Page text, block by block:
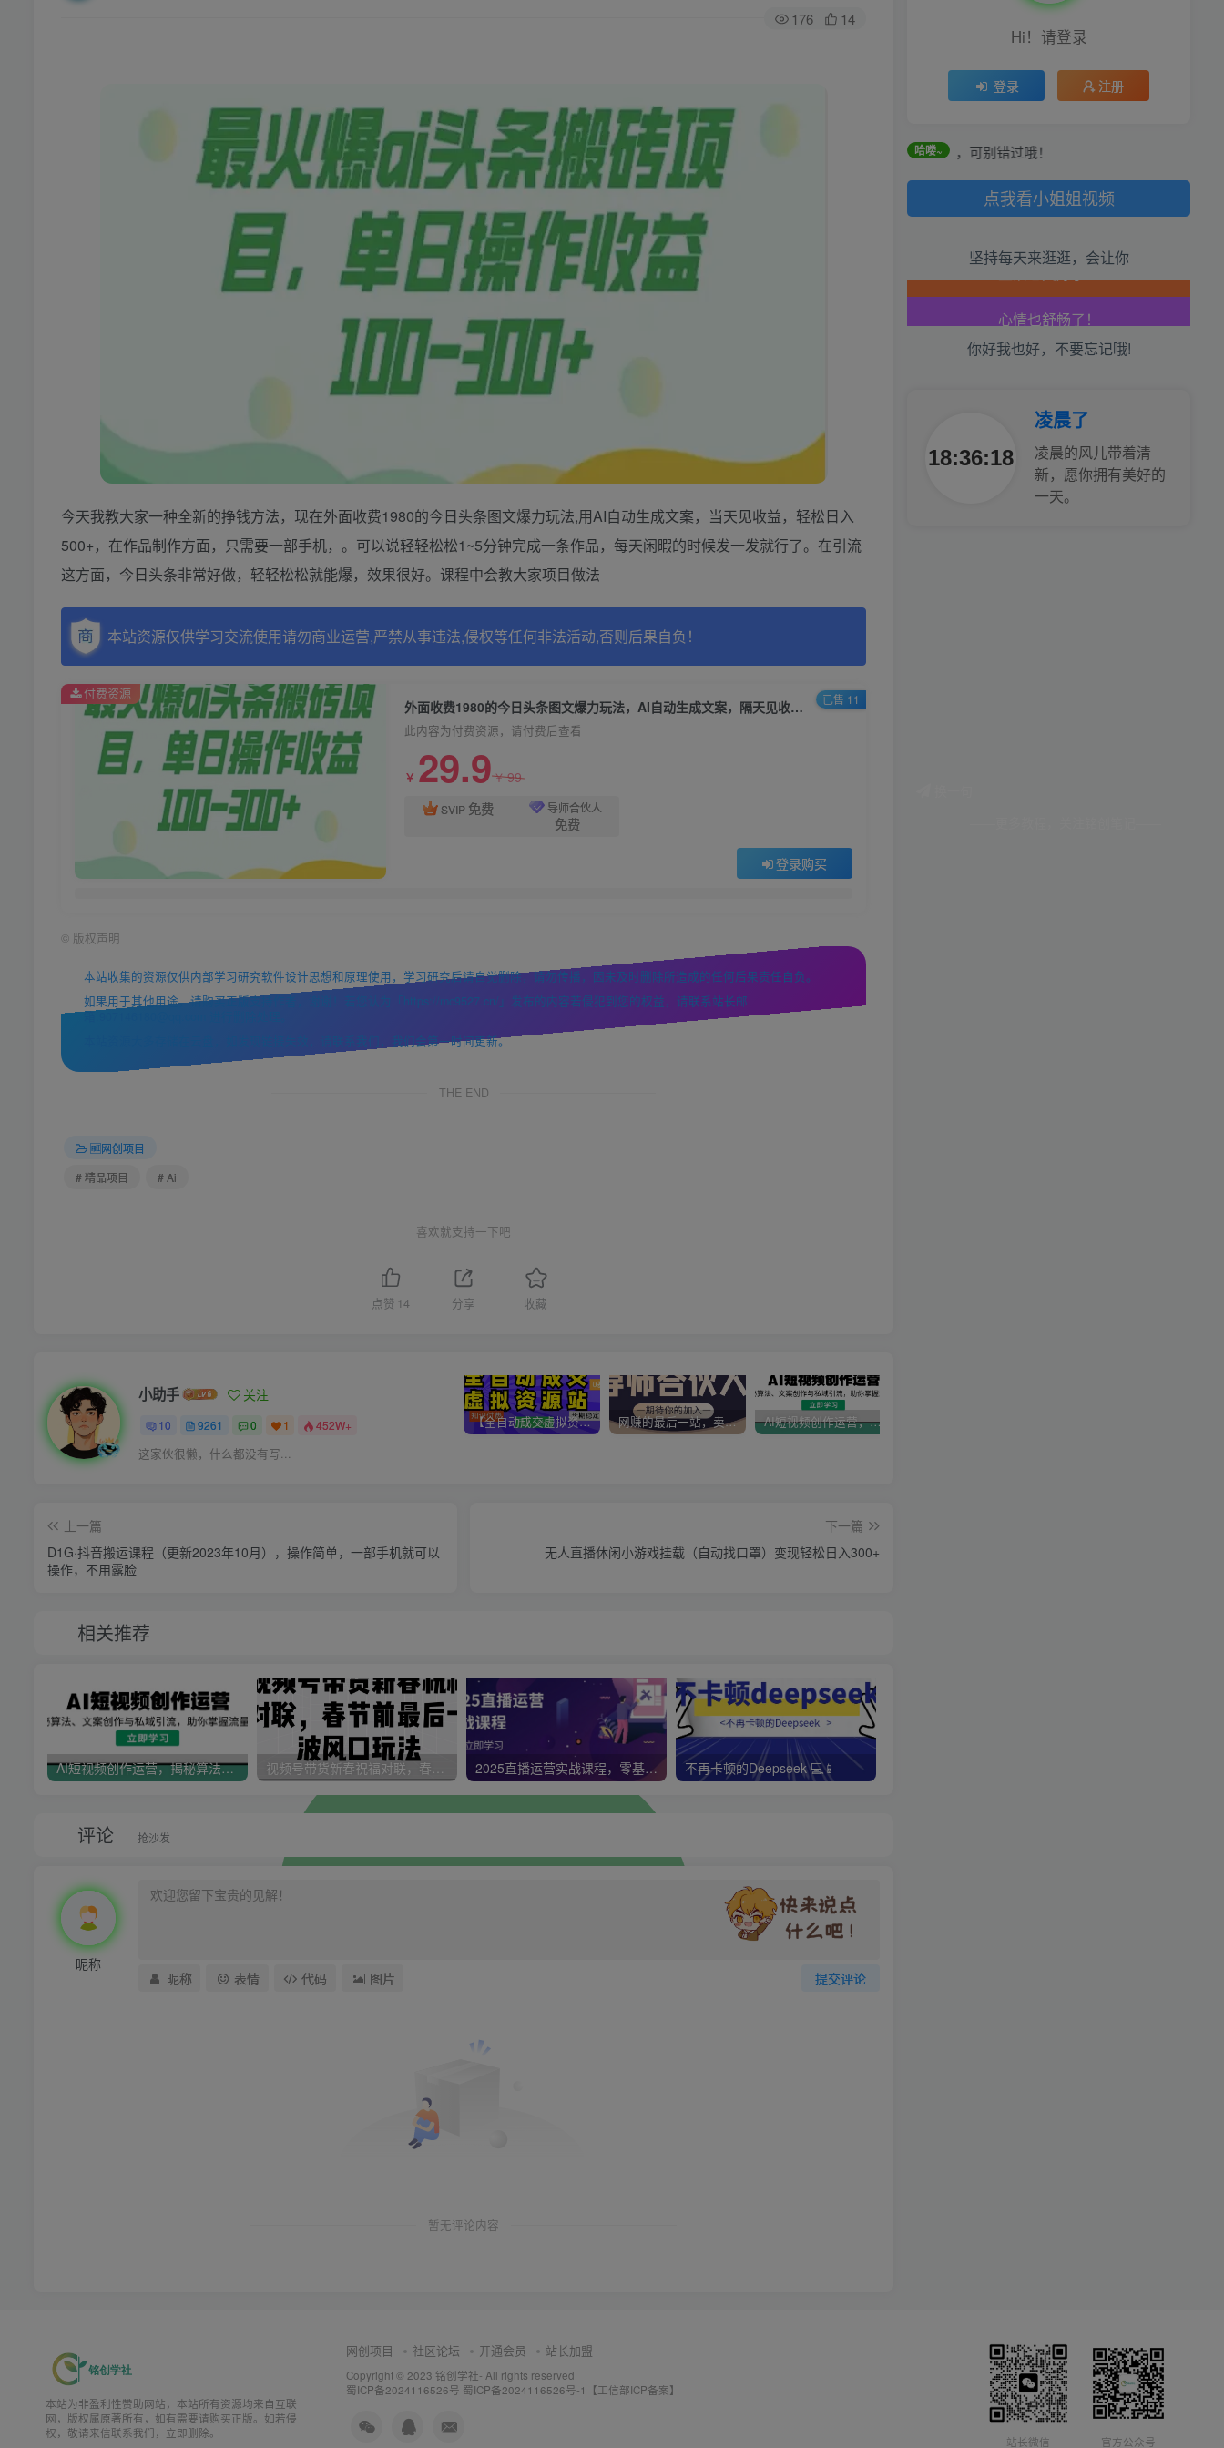
176 14
今天我教大家一种全新的挣钱方法，现在外面收费1980的今日头条图文爆力玩法,用AI自动生成文案，当天见收益，轻松日入
500+，在作品制作方面，只需要一部手机，。可以说轻轻松松1~5分钟完成一条作品，每天闲暇的时候发一发就行了。在引流
这方面，今日头条非常好做，轻轻松松就能爆，效果很好。课程中会教大家项目做法
本站资源仅供学习交流使用请勿商业运营,严禁从事违法,侵权等任何非法活动,否则后果自负！
外面收费1980的今日头条图文爆力玩法，AI自动生成文案，隔天见收益日入500+
此内容为付费资源，请付费后查看
￥ 29.9￥99
SVIP 免费 导师合伙人
免费
登录购买
付费资源 已售 11
© 版权声明
本站收集的资源仅供内部学习研究软件设计思想和原理使用，学习研究后请自觉删除，请勿传播，因未及时删除所造成的任何后果责任自负。
如果用于其他用途，请购买正版支持作者，谢谢！若您认为「https://mc9527.cn/」发布的内容若侵犯到您的权益，请联系站长邮
箱:907146180@qq.com 进行删除处理。
本站资源大多存储在云盘，如发现链接失效，请联系我们，我们会第一时间更新。
THE END
🆓网创项目
# 精品项目
# Ai
喜欢就支持一下吧
点赞 14 分享 收藏
小助手 关注
10 9261 0 1 452W+
这家伙很懒，什么都没有写...
【全自动成交虚拟资源站】站长唯一陪跑项目！月入10W+~长期稳定~ 网赚的最后一站，卖项目！做网赚顶级猎食者~ AI短视频创作运营，揭秘算法、文案创作与私域引流，助你掌握流量密码
上一篇
D1G·抖音搬运课程（更新2023年10月），操作简单，一部手机就可以
操作，不用露脸
下一篇
无人直播休闲小游戏挂载（自动找口罩）变现轻松日入300+
相关推荐
AI短视频创作运营，揭秘算法、文案创作与私域引流，助你掌握流量密码 2025直播运营实战课程，零基础入门到流量优化，快速提升直播间表现 不再卡顿的Deepseek 💻📱
评论 抢沙发
昵称
提交评论
昵称 表情 代码 图片
暂无评论内容
Hi！请登录
登录 注册
哈喽~
全站积分可通过签到和每日任务获取，可别错过哦！
点我看小姐姐视频
坚持每天来逛逛，会让你
生活也美好了！
心情也舒畅了！
腿也不痛了！
你好我也好，不要忘记哦!
18:36:19
凌晨了
凌晨的风儿带着清
新，愿你拥有美好的
一天。
本站为非盈利性赞助网站，本站所有资源均来自互联
网，版权属原著所有，如有需要请购买正版。如若侵
权，敬请来信联系我们，立即删除。
网创项目 社区论坛 开通会员 站长加盟
Copyright © 2023 铭创学社- All rights reserved
蜀ICP备2024116526号 蜀ICP备2024116526号-1【工信部ICP备案】
站长微信 官方公众号